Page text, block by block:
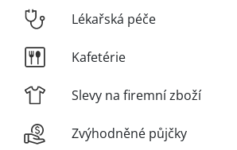
Lékařská péče
Kafetérie
Slevy na firemní zboží
Zvýhodněné půjčky